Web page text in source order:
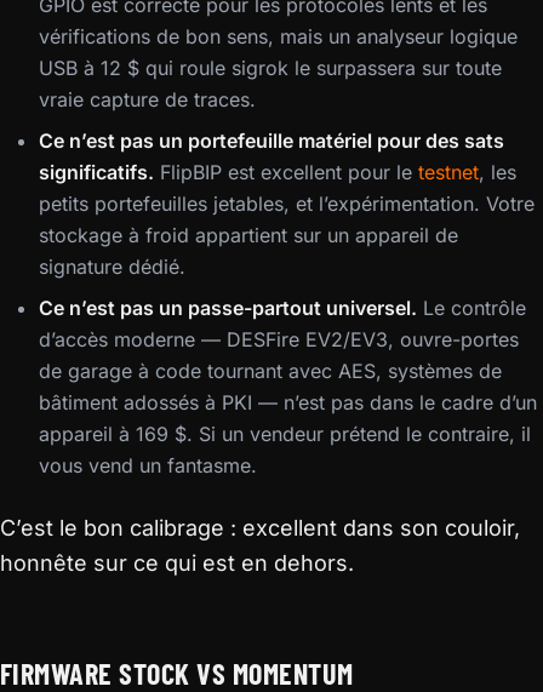
GPIO est correcte pour les protocoles lents et les
vérifications de bon sens, mais un analyseur logique
USB à 12 $ qui roule sigrok le surpassera sur toute
vraie capture de traces.
Ce n’est pas un portefeuille matériel pour des sats
significatifs. FlipBIP est excellent pour le testnet, les
petits portefeuilles jetables, et l’expérimentation. Votre
stockage à froid appartient sur un appareil de
signature dédié.
Ce n’est pas un passe-partout universel. Le contrôle
d’accès moderne — DESFire EV2/EV3, ouvre-portes
de garage à code tournant avec AES, systèmes de
bâtiment adossés à PKI — n’est pas dans le cadre d’un
appareil à 169 $. Si un vendeur prétend le contraire, il
vous vend un fantasme.
C’est le bon calibrage : excellent dans son couloir,
honnête sur ce qui est en dehors.
FIRMWARE STOCK VS MOMENTUM